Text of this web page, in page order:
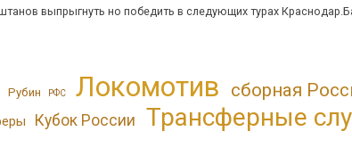
выпрыгнуть но победить в следующих турах
Рубин РФС Локомотив сборная
Кубок России Трансферные